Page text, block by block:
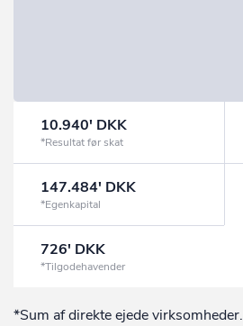
10.940' DKK
*Resultat før skat
147.484' DKK
*Egenkapital
726' DKK
*Tilgodehavender
*Sum af direkte ejede virksomheder.